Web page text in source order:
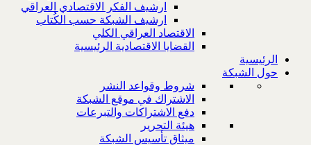
ارشيف الفكر الاقتصادي العراقي
ارشيف الشبكة حسب الكُتاب
الاقتصاد العراقي الكلي
القضايا الاقتصادية الرئيسية
الرئيسية
حول الشبكة
شروط وقواعد النشر
الاشتراك في موقع الشبكة
دفع الاشتراكات والتبرعات
هيئة التحرير
ميثاق تأسيس الشبكة